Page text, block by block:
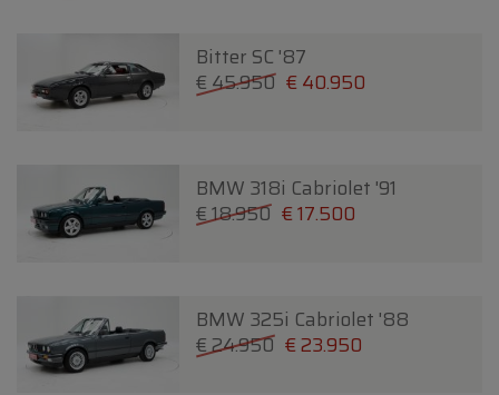
Bitter SC '87
€ 45.950 € 40.950
BMW 318i Cabriolet '91
€ 18.950 € 17.500
BMW 325i Cabriolet '88
€ 24.950 € 23.950